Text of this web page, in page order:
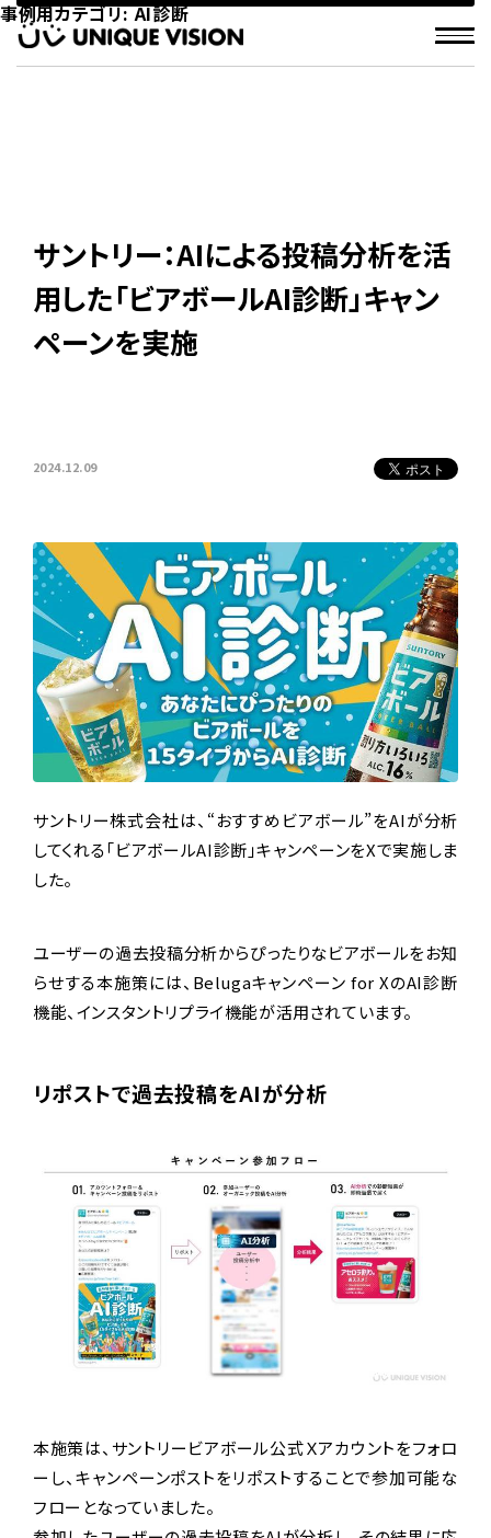
事例用カテゴリ:AI診断
サントリー：AIによる投稿分析を活
用した「ビアボールAI診断」キャン
ペーンを実施
2024.12.09
サントリー株式会社は、“おすすめビアボール”をAIが分析
してくれる「ビアボールAI診断」キャンペーンをXで実施しま
した。
ユーザーの過去投稿分析からぴったりなビアボールをお知
らせする本施策には、Belugaキャンペーン for XのAI診断
機能、インスタントリプライ機能が活用されています。
リポストで過去投稿をAIが分析
本施策は、サントリービアボール公式Ｘアカウントをフォロ
ーし、キャンペーンポストをリポストすることで参加可能な
フローとなっていました。